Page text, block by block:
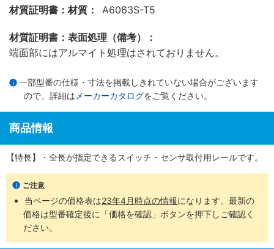
材質証明書：材質： A6063S-T5
材質証明書：表面処理（備考）：
端面部にはアルマイト処理はされておりません。
一部型番の仕様・寸法を掲載しきれていない場合がございます
ので、詳細は メーカーカタログをご覧ください。
商品情報
【特長】・全長が指定できるスイッチ・センサ取付用レールです。
ご注意
当ページの価格表は23年4月時点の情報になります。最新の
価格は型番確定後に「価格を確認」ボタンを押下しご確認く
ださい。